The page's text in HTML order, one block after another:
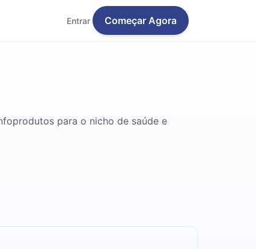
Entrar Começar Agora
para o nicho de saúde e